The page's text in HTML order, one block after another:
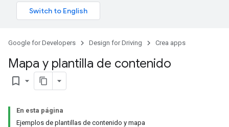
Google for Developers Design for Driving Crea apps
Mapa y plantilla de contenido
bookmark_border
En esta página
Ejemplos de plantillas de contenido y mapa